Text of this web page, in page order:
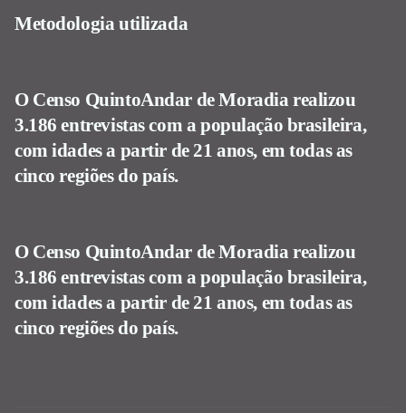
Metodologia utilizada
O Censo QuintoAndar de Moradia realizou
3.186 entrevistas com a população brasileira,
com idades a partir de 21 anos, em todas as
cinco regiões do país.
O Censo QuintoAndar de Moradia realizou
3.186 entrevistas com a população brasileira,
com idades a partir de 21 anos, em todas as
cinco regiões do país.